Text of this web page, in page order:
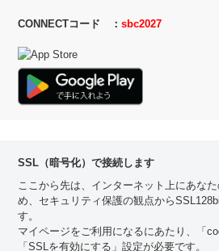
CONNECTコード ：sbc2027
SSL（暗号化）で接続します
ここから先は、インターネット上にあな
め、セキュリティ保護の観点から
す。
マイページをご利用になるにあたり、「
「SSLを有効にする」設定が必要です。